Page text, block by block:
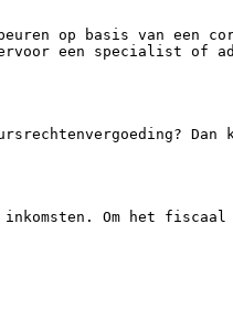
op basis van
een specialist of
Om het